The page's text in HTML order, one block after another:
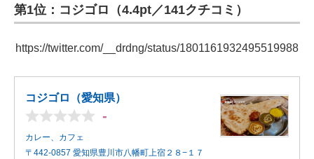
第1位：コジゴロ（4.4pt／141クチコミ）
https://twitter.com/__drdng/status/1801161932495519988
コジゴロ（愛知県）
-
カレー、カフェ
〒442-0857 愛知県豊川市八幡町上宿２８−１７